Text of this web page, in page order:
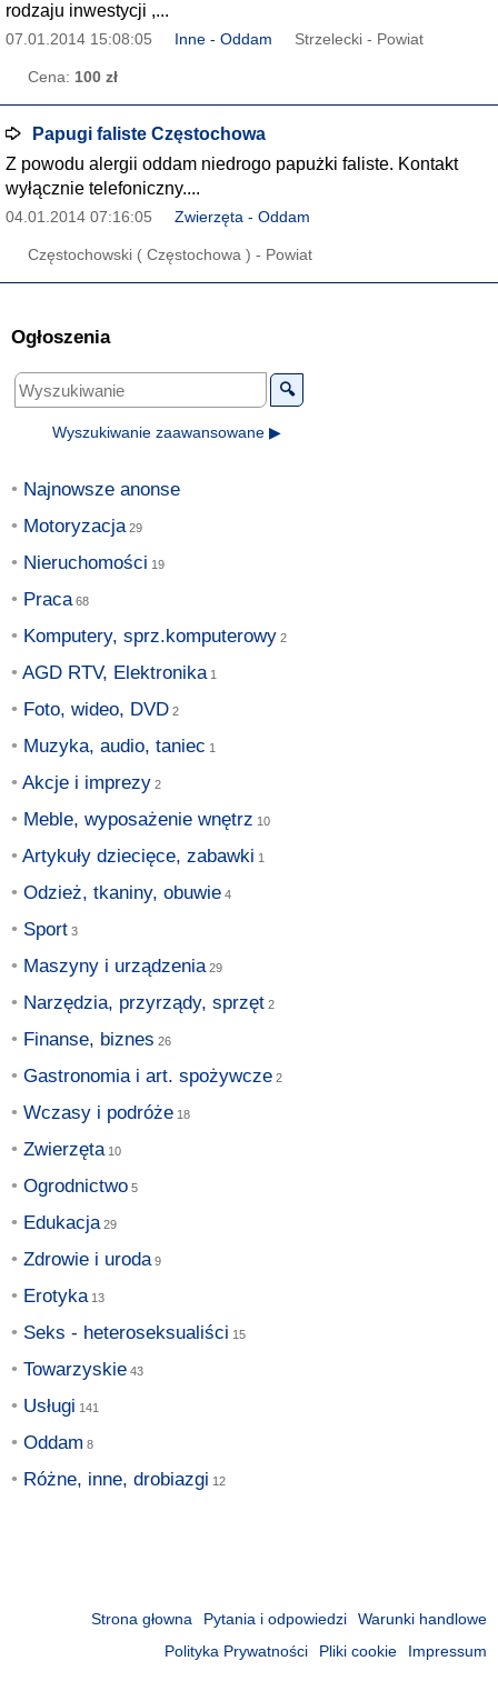
rodzaju inwestycji ,...
07.01.2014 15:08:05 Inne - Oddam Strzelecki - Powiat
Cena: 100 zł
Papugi faliste Częstochowa
Z powodu alergii oddam niedrogo papużki faliste. Kontakt
wyłącznie telefoniczny....
04.01.2014 07:16:05 Zwierzęta - Oddam
Częstochowski ( Częstochowa ) - Powiat
Ogłoszenia
🔍
Wyszukiwanie zaawansowane ▶
Najnowsze anonse
Motoryzacja
Nieruchomości
Praca
Komputery, sprz.komputerowy
AGD RTV, Elektronika
Foto, wideo, DVD
Muzyka, audio, taniec
Akcje i imprezy
Meble, wyposażenie wnętrz
Artykuły dziecięce, zabawki
Odzież, tkaniny, obuwie
Sport
Maszyny i urządzenia
Narzędzia, przyrządy, sprzęt
Finanse, biznes
Gastronomia i art. spożywcze
Wczasy i podróże
Zwierzęta
Ogrodnictwo
Edukacja
Zdrowie i uroda
Erotyka
Seks - heteroseksualiści
Towarzyskie
Usługi
Oddam
Różne, inne, drobiazgi
Strona głowna Pytania i odpowiedzi
Warunki handlowe
Polityka Prywatności
Pliki cookie Impressum